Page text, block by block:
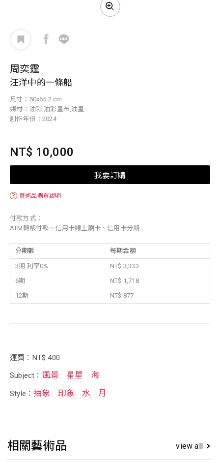
周奕霆
汪洋中的一條船
尺寸：50x65.2 cm
媒材：油彩,油彩畫布,油畫
創作年份：2024
NT$ 10,000
我要訂購
？ 藝術品購買說明
付款方式：
ATM轉帳付款、信用卡線上刷卡、信用卡分期
分期數 每期金額
3期 利率0%
NT$ 3,333
6期
NT$ 1,718
12期
NT$ 877
運費：NT$ 400
Subject： 風景 星星 海
Style：抽象 印象 水 月
相關藝術品 view all